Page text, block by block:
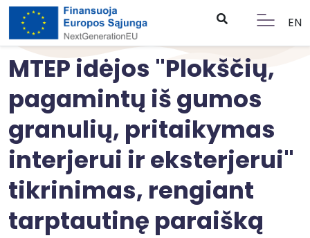
EN
MTEP idėjos "Plokščių,
pagamintų iš gumos
granulių, pritaikymas
interjerui ir eksterjerui"
tikrinimas, rengiant
tarptautinę paraišką